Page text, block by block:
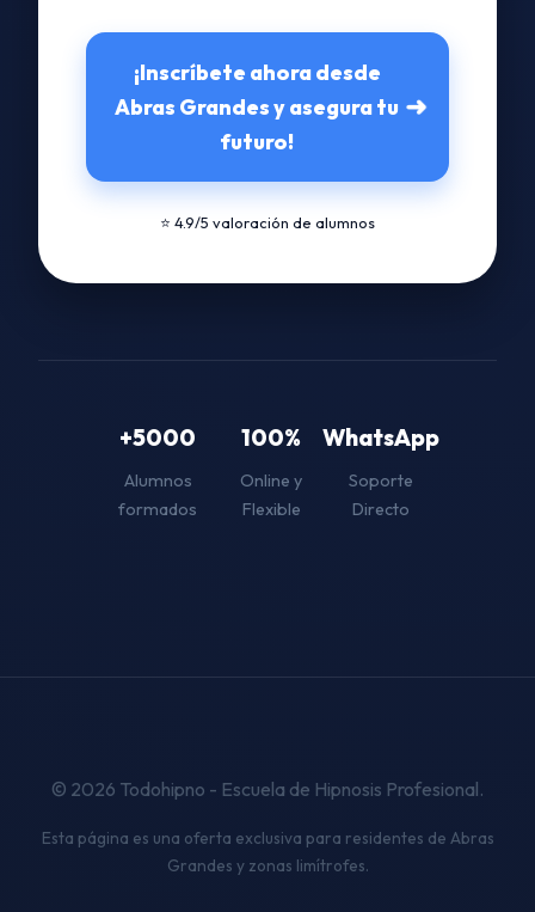
¡Inscríbete ahora desde
Abras Grandes y asegura tu
futuro!
➜
⭐ 4.9/5 valoración de alumnos
+5000
Alumnos
formados
100%
Online y
Flexible
WhatsApp
Soporte
Directo
© 2026 Todohipno - Escuela de Hipnosis Profesional.
Esta página es una oferta exclusiva para residentes de Abras
Grandes y zonas limítrofes.